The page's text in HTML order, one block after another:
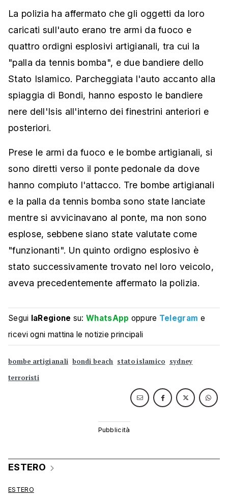
La polizia ha affermato che gli oggetti da loro
caricati sull'auto erano tre armi da fuoco e
quattro ordigni esplosivi artigianali, tra cui la
"palla da tennis bomba", e due bandiere dello
Stato Islamico. Parcheggiata l'auto accanto alla
spiaggia di Bondi, hanno esposto le bandiere
nere dell'Isis all'interno dei finestrini anteriori e
posteriori.
Prese le armi da fuoco e le bombe artigianali, si
sono diretti verso il ponte pedonale da dove
hanno compiuto l'attacco. Tre bombe artigianali
e la palla da tennis bomba sono state lanciate
mentre si avvicinavano al ponte, ma non sono
esplose, sebbene siano state valutate come
"funzionanti". Un quinto ordigno esplosivo è
stato successivamente trovato nel loro veicolo,
aveva precedentemente affermato la polizia.
Segui laRegione su:WhatsApp oppure Telegram e
ricevi ogni mattina le notizie principali
bombe artigianali bondi beach stato islamico sydney
terroristi
ESTERO
ESTERO